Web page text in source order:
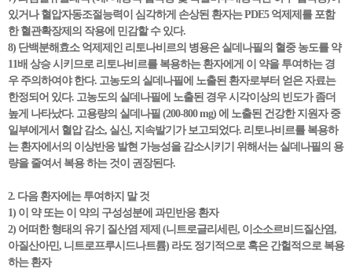
있거나 혈압자동조절능력이 심각하게 손상된 환자는 PDE5 억제제를 포함
한 혈관확장제의 작용에 민감할 수 있다.
8) 단백분해효소 억제제인 리토나비르의 병용은 실데나필의 혈중 농도를 약
11배 상승 시키므로 리토나비르를 복용하는 환자에게 이 약을 투여하는 경
우 주의하여야 한다. 고농도의 실데나필에 노출된 환자로부터 얻은 자료는
한정되어 있다. 고농도의 실데나필에 노출된 경우 시각이상의 빈도가 좀더
높게 나타났다. 고용량의 실데나필 (200-800 mg) 에 노출된 건강한 지원자 중
일부에게서 혈압 감소, 실신, 지속발기가 보고되었다. 리토나비르를 복용하
는 환자에서의 이상반응 발현 가능성을 감소시키기 위해서는 실데나필의 용
량을 줄여서 복용 하는 것이 권장된다.
2. 다음 환자에는 투여하지 말 것
1) 이 약 또는 이 약의 구성성분에 과민반응 환자
2) 어떠한 형태의 유기 질산염 제제 (니트로글리세린, 이소소르비드질산염,
아질산아민, 니트로프루시드나트륨) 라도 정기적으로 혹은 간헐적으로 복용
하는 환자